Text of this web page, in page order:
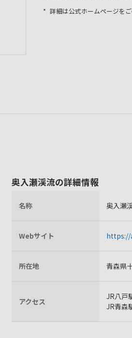
詳細は公式ホームページをご
奥入瀬渓流の詳細情報
名称 奥入瀬
Webサイト
所在地 青森県
アクセス
JR八戸
JR青森